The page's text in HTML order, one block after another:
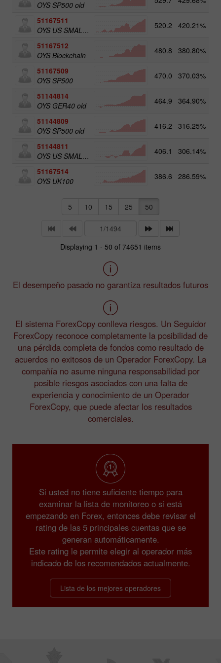
OYS SP500 old
51167511
OYS US SMALL CAPS
520.2 420.21%
51167512
OYS Blockchain
480.8 380.80%
51167509
OYS SP500
470.0 370.03%
51144814
OYS GER40 old
464.9 364.90%
51144809
OYS SP500 old
416.2 316.25%
51144811
OYS US SMALL CAPS old
406.1 306.14%
51167514
OYS UK100
386.6 286.59%
5 10 15 25 50
Displaying 1 - 50 of 74651 items
El desempeño pasado no garantiza resultados futuros
El sistema ForexCopy conlleva riesgos. Un Seguidor
ForexCopy reconoce completamente la posibilidad de
una pérdida completa de fondos como resultado de
acuerdos no exitosos de un Operador ForexCopy. La
compañía no asume ninguna responsabilidad por
posible riesgos asociados con una falta de
experiencia y conocimiento de un Operador
ForexCopy, que puede afectar los resultados
comerciales.
Si usted no tiene suficiente tiempo para
examinar la lista de monitoreo o si está
empezando en Forex, entonces debe revisar el
rating de las 5 principales cuentas que se
generan automáticamente.
Este rating le permite elegir al operador más
indicado de los recomendados actualmente.
Lista de los mejores operadores